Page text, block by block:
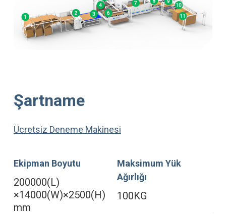
Şartname
Ücretsiz Deneme Makinesi
Ekipman Boyutu
200000(L)
×14000(W)×2500(H)
mm
Maksimum Yük
Ağırlığı
100KG